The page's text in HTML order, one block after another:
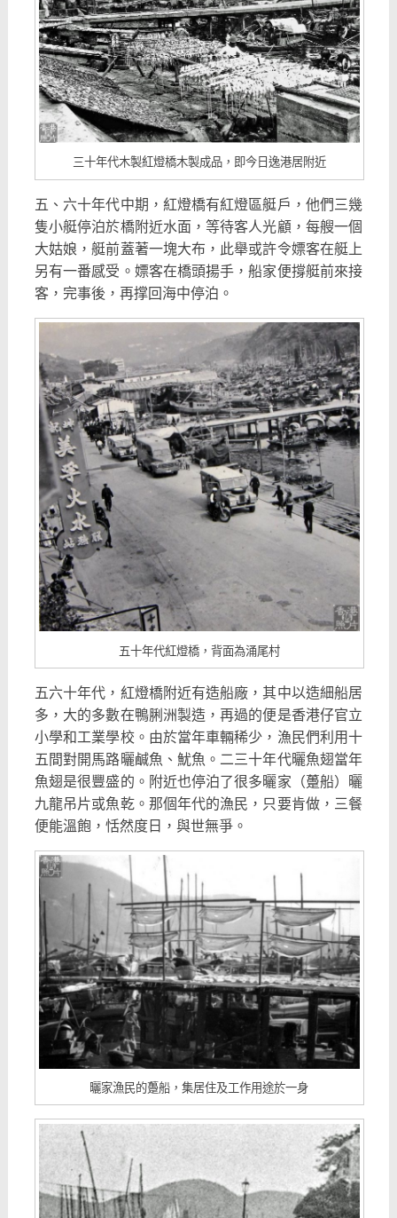
三十年代木製紅燈橋木製成品，即今日逸港居附近
五、六十年代中期，紅燈橋有紅燈區艇戶，他們三幾
隻小艇停泊於橋附近水面，等待客人光顧，每艘一個
大姑娘，艇前蓋著一塊大布，此舉或許令嫖客在艇上
另有一番感受。嫖客在橋頭揚手，船家便撐艇前來接
客，完事後，再撑回海中停泊。
五十年代紅燈橋，背面為涌尾村
五六十年代，紅燈橋附近有造船廠，其中以造細船居
多，大的多數在鴨脷洲製造，再過的便是香港仔官立
小學和工業學校。由於當年車輛稀少，漁民們利用十
五間對開馬路曬鹹魚、魷魚。二三十年代曬魚翅當年
魚翅是很豐盛的。附近也停泊了很多曬家（躉船）曬
九龍吊片或魚乾。那個年代的漁民，只要肯做，三餐
便能溫飽，恬然度日，與世無爭。
曬家漁民的躉船，集居住及工作用途於一身